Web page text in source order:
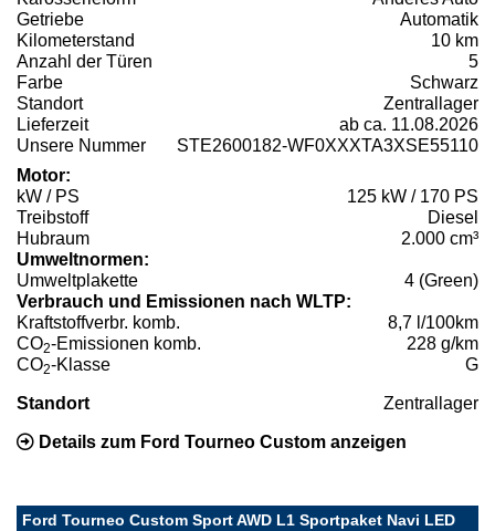
Getriebe
Automatik
Kilometerstand
10 km
Anzahl der Türen
5
Farbe
Schwarz
Standort
Zentrallager
Lieferzeit
ab ca. 11.08.2026
Unsere Nummer
STE2600182-WF0XXXTA3XSE55110
Motor:
kW / PS
125 kW / 170 PS
Treibstoff
Diesel
Hubraum
2.000 cm³
Umweltnormen:
Umweltplakette
4 (Green)
Verbrauch und Emissionen nach WLTP:
Kraftstoffverbr. komb.
8,7 l/100km
CO2-Emissionen komb.
228 g/km
CO2-Klasse G
Standort Zentrallager
Details zum Ford Tourneo Custom anzeigen
Ford Tourneo Custom Sport AWD L1 Sportpaket Navi LED